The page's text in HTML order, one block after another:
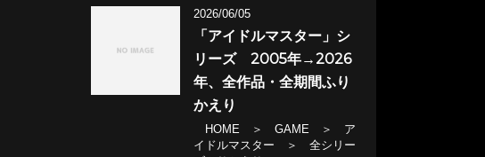
2026/06/05
「アイドルマスター」シ
リーズ 2005年→2026
年、全作品・全期間ふり
かえり
HOME ＞ GAME ＞ ア
イドルマスター ＞ 全シリー